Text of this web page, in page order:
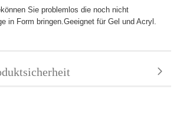
Sie problemlos die noch nicht
in Form bringen.Geeignet für Gel und Acryl.